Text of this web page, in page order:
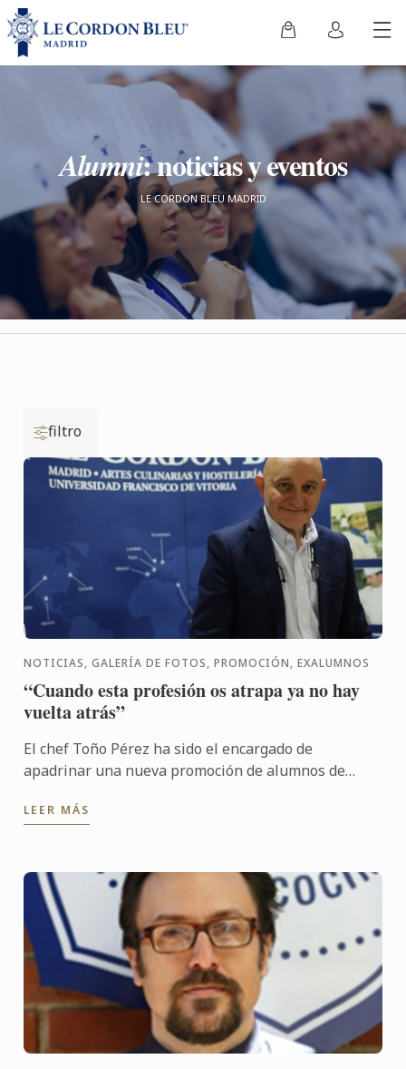
Alumni: noticias y eventos
LE CORDON BLEU MADRID
filtro
NOTICIAS, GALERÍA DE FOTOS, PROMOCIÓN, EXALUMNOS
“Cuando esta profesión os atrapa ya no hay
vuelta atrás”
El chef Toño Pérez ha sido el encargado de
apadrinar una nueva promoción de alumnos de
graduado alumnos de ...
LEER MÁS